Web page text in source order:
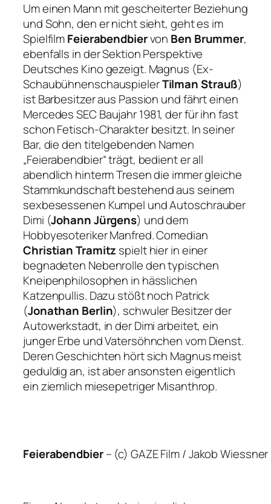
Um einen Mann mit gescheiterter Beziehung
und Sohn, den er nicht sieht, geht es im
SpielfilmFeierabendbiervon Ben Brummer,
ebenfalls in der Sektion Perspektive
Deutsches Kino gezeigt. Magnus (Ex-
SchaubühnenschauspielerTilman Strauß)
ist Barbesitzer aus Passion und fährt einen
Mercedes SEC Baujahr 1981, der für ihn fast
schon Fetisch-Charakter besitzt. In seiner
Bar, die den titelgebenden Namen
„Feierabendbier“ trägt, bedient er all
abendlich hinterm Tresen die immer gleiche
Stammkundschaft bestehend aus seinem
sexbesessenen Kumpel und Autoschrauber
Dimi (Johann Jürgens) und dem
Hobbyesoteriker Manfred. Comedian
Christian Tramitz spielt hier in einer
begnadeten Nebenrolle den typischen
Kneipenphilosophen in hässlichen
Katzenpullis. Dazu stößt noch Patrick
(Jonathan Berlin), schwuler Besitzer der
Autowerkstadt, in der Dimi arbeitet, ein
junger Erbe und Vatersöhnchen vom Dienst.
Deren Geschichten hört sich Magnus meist
geduldig an, ist aber ansonsten eigentlich
ein ziemlich miesepetriger Misanthrop.
Feierabendbier– (c) GAZE Film / Jakob Wiessner